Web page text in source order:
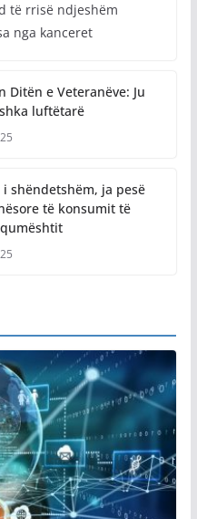
të rrisë ndjeshëm
nga kanceret
Ditën e Veteranëve: Ju
luftëtarë
i shëndetshëm, ja pesë
të konsumit të